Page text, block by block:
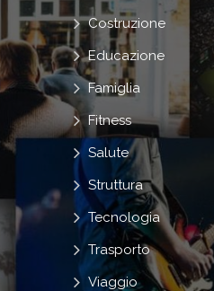
Costruzione
Educazione
Famiglia
Fitness
Salute
Struttura
Tecnologia
Trasporto
Viaggio